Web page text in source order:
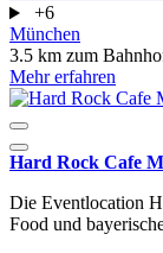
+6
München
3.5 km zum
Mehr erfahren
Hard Rock Cafe
Die Eventlocation
Food und